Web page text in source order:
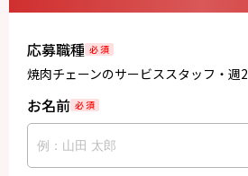
応募職種 必 須
焼肉チェーンのサービススタッフ・週
お名前 必 須